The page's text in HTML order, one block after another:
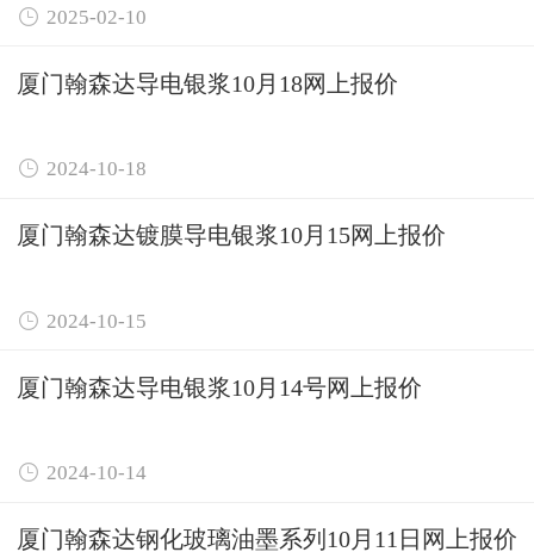
 2025-02-10
厦门翰森达导电银浆10月18网上报价
 2024-10-18
厦门翰森达镀膜导电银浆10月15网上报价
 2024-10-15
厦门翰森达导电银浆10月14号网上报价
 2024-10-14
厦门翰森达钢化玻璃油墨系列10月11日网上报价